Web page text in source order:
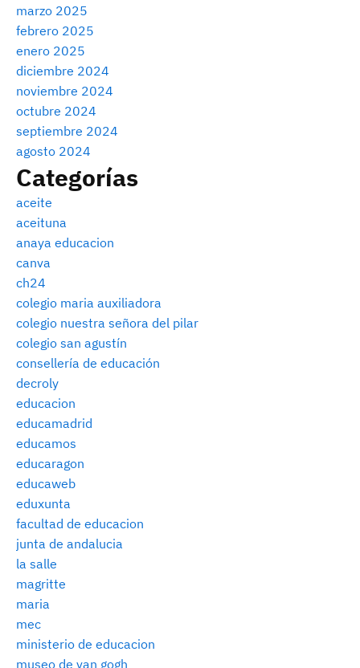
marzo 2025
febrero 2025
enero 2025
diciembre 2024
noviembre 2024
octubre 2024
septiembre 2024
agosto 2024
Categorías
aceite
aceituna
anaya educacion
canva
ch24
colegio maria auxiliadora
colegio nuestra señora del pilar
colegio san agustín
consellería de educación
decroly
educacion
educamadrid
educamos
educaragon
educaweb
eduxunta
facultad de educacion
junta de andalucia
la salle
magritte
maria
mec
ministerio de educacion
museo de van gogh